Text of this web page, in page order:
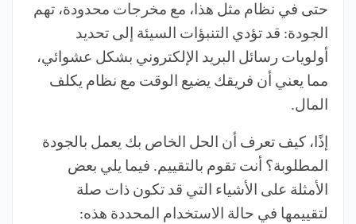
حتى في نظام مثل هذا، مع مخرجات محدودة، تهم
الجودة: قد تؤدي التنبؤات السيئة إلى تحديد
أولويات رسائل البريد الإلكتروني بشكل عشوائي،
مما يعني أن فريقك يضيع الوقت مع نظام يكلف
المال.
إذًا، كيف تعرف أن الحل الخاص بك يعمل بالجودة
المطلوبة؟ أنت تقوم بالتقييم. فيما يلي بعض
الأمثلة على الأشياء التي قد تكون ذات صلة
لتقييمها في حالة الاستخدام المحددة هذه: